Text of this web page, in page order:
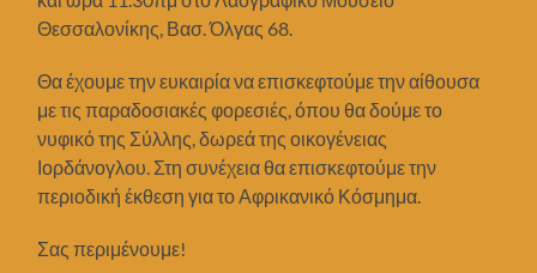
Θεσσαλονίκης, Βασ. Όλγας 68.
Θα έχουμε την ευκαιρία να επισκεφτούμε την αίθουσα
με τις παραδοσιακές φορεσιές, όπου θα δούμε το
νυφικό της Σύλλης, δωρεά της οικογένειας
Ιορδάνογλου. Στη συνέχεια θα επισκεφτούμε την
περιοδική έκθεση για το Αφρικανικό Κόσμημα.
Σας περιμένουμε!